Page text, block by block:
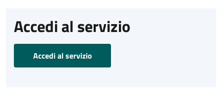
Accedi al servizio
Accedi al servizio